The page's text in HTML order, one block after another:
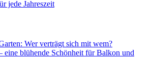
jede Jahreszeit
Wer verträgt sich mit wem?
eine blühende Schönheit für Balkon und